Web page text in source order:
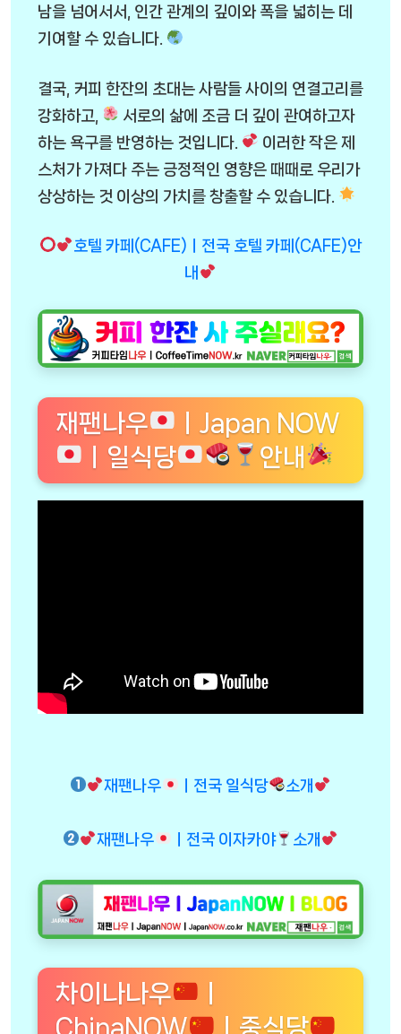
남을 넘어서서, 인간 관계의 깊이와 폭을 넓히는 데
기여할 수 있습니다.
결국, 커피 한잔의 초대는 사람들 사이의 연결고리를
강화하고,
서로의 삶에 조금 더 깊이 관여하고자
하는 욕구를 반영하는 것입니다.
이러한 작은 제
스처가 가져다 주는 긍정적인 영향은 때때로 우리가
상상하는 것 이상의 가치를 창출할 수 있습니다.
호텔 카페(CAFE)ㅣ전국 호텔 카페(CAFE)안
내
재팬나우
ㅣJapan NOW
ㅣ일식당
안내
재팬나우 ㅣ전국 일식당 소개
재팬나우 ㅣ전국 이자카야 소개
차이나나우
ChinaNOW
ㅣ중식당